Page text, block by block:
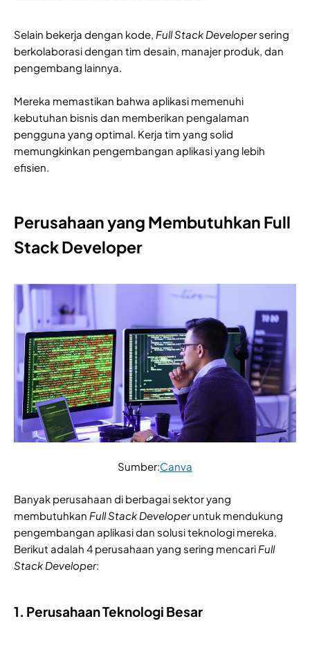
Selain bekerja dengan kode, Full Stack Developersering
berkolaborasi dengan tim desain, manajer produk, dan
pengembang lainnya.
Mereka memastikan bahwa aplikasi memenuhi
kebutuhan bisnis dan memberikan pengalaman
pengguna yang optimal. Kerja tim yang solid
memungkinkan pengembangan aplikasi yang lebih
efisien.
Perusahaan yang Membutuhkan Full
Stack Developer
Sumber:Canva
Banyak perusahaan di berbagai sektor yang
membutuhkan Full Stack Developeruntuk mendukung
pengembangan aplikasi dan solusi teknologi mereka.
Berikut adalah 4 perusahaan yang sering mencari Full
Stack Developer:
1. Perusahaan Teknologi Besar